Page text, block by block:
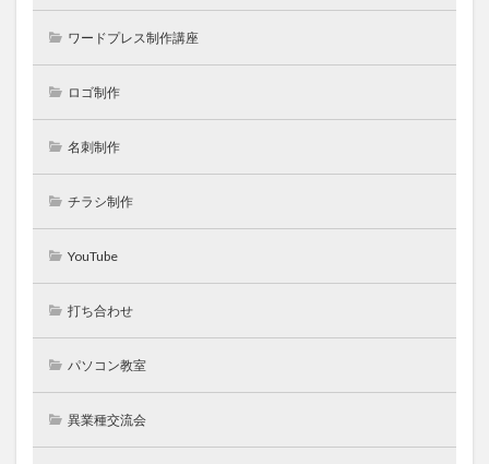
ワードプレス制作講座
ロゴ制作
名刺制作
チラシ制作
YouTube
打ち合わせ
パソコン教室
異業種交流会